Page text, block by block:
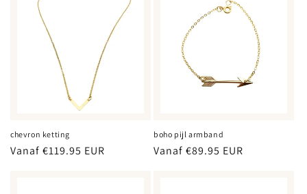
chevron ketting
Normale
Vanaf €119.95 EUR
boho pijl armband
Normale
Vanaf €89.95 EUR